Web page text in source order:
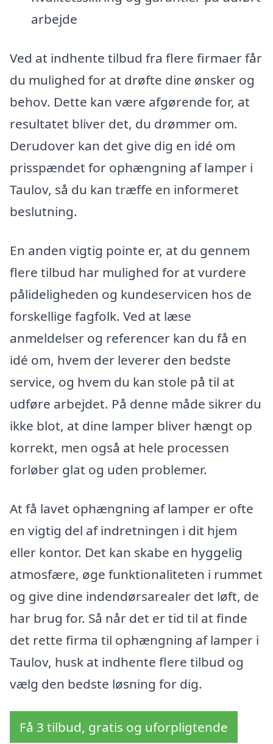
arbejde
Ved at indhente tilbud fra flere firmaer får
du mulighed for at drøfte dine ønsker og
behov. Dette kan være afgørende for, at
resultatet bliver det, du drømmer om.
Derudover kan det give dig en idé om
prisspændet for ophængning af lamper i
Taulov, så du kan træffe en informeret
beslutning.
En anden vigtig pointe er, at du gennem
flere tilbud har mulighed for at vurdere
pålideligheden og kundeservicen hos de
forskellige fagfolk. Ved at læse
anmeldelser og referencer kan du få en
idé om, hvem der leverer den bedste
service, og hvem du kan stole på til at
udføre arbejdet. På denne måde sikrer du
ikke blot, at dine lamper bliver hængt op
korrekt, men også at hele processen
forløber glat og uden problemer.
At få lavet ophængning af lamper er ofte
en vigtig del af indretningen i dit hjem
eller kontor. Det kan skabe en hyggelig
atmosfære, øge funktionaliteten i rummet
og give dine indendørsarealer det løft, de
har brug for. Så når det er tid til at finde
det rette firma til ophængning af lamper i
Taulov, husk at indhente flere tilbud og
vælg den bedste løsning for dig.
Få 3 tilbud, gratis og uforpligtende